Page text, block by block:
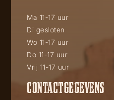
Ma 11-17 uur
Di gesloten
Wo 11-17 uur
Do 11-17 uur
Vrij 11-17 uur
CONTACTGEGEVENS